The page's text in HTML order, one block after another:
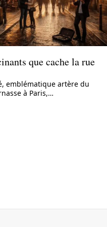
que cache la rue
emblématique artère du
à Paris,…